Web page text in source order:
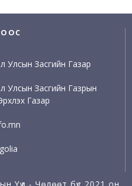
Улсын Засгийн Газар
Улсын Засгийн Газрын
Газар
Үүд - Чөлөөт бүс 2021 он